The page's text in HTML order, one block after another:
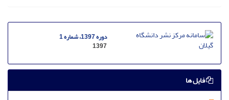
دوره 1397، شماره 1
1397
فایل ها